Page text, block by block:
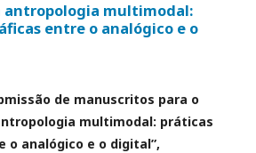
antropologia multimodal:
entre o analógico e o
de manuscritos para o
multimodal: práticas
o analógico e o digital”,